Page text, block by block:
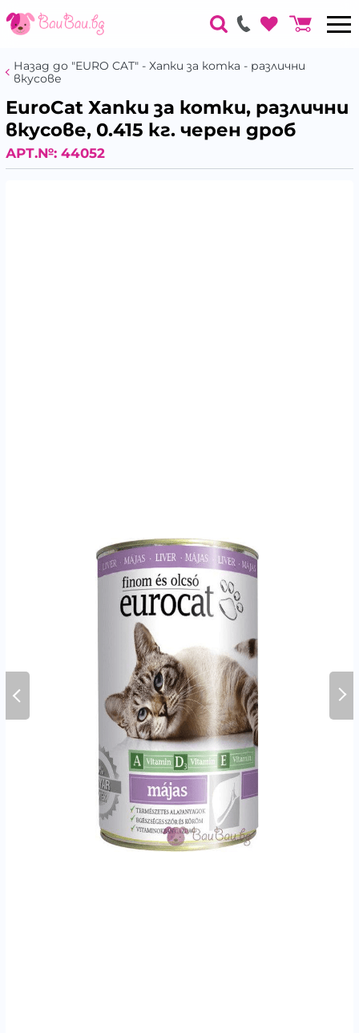
Назад до "EURO CAT" - Хапки за котка - различни
вкусове
EuroCat Хапки за котки, различни
вкусове, 0.415 кг. черен дроб
АРТ.№: 44052